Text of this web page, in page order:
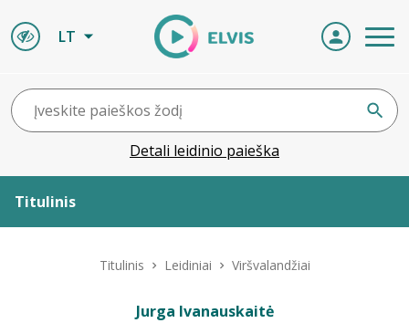
LT
Detali leidinio paieška
Titulinis
Titulinis Leidiniai Viršvalandžiai
Jurga Ivanauskaitė